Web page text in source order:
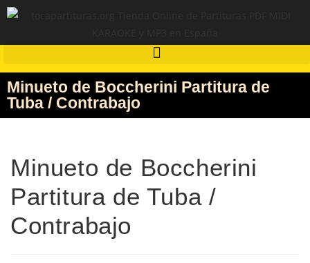
Minueto de Boccherini Partitura de
Tuba / Contrabajo
Minueto de Boccherini
Partitura de Tuba /
Contrabajo